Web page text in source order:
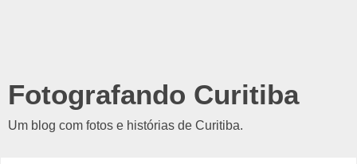
Fotografando Curitiba
Um blog com fotos e histórias de Curitiba.